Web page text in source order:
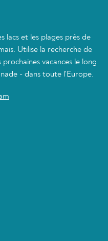
lacs et les plages près de
Utilise la recherche de
vacances le long
- dans toute l'Europe.